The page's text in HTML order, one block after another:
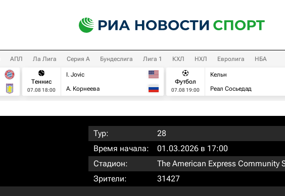
АПЛ Ла Лига Серия А Бундеслига Лига 1 КХЛ НХЛ Евролига НБА
Теннис
07.08 18:00
I. Jovic
А. Корнеева
Футбол
07.08 19:00
Кельн
Реал Сосьедад
Тур:
28
Время начала:
01.03.2026 в 17:00
Стадион:
The American Express Community
Зрители:
31427